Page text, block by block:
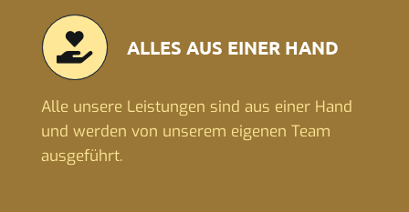
ALLES AUS EINER HAND
Alle unsere Leistungen sind aus einer Hand
und werden von unserem eigenen Team
ausgeführt.